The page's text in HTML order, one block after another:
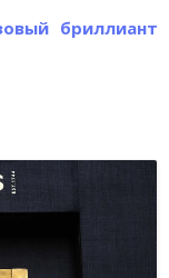
бриллиант